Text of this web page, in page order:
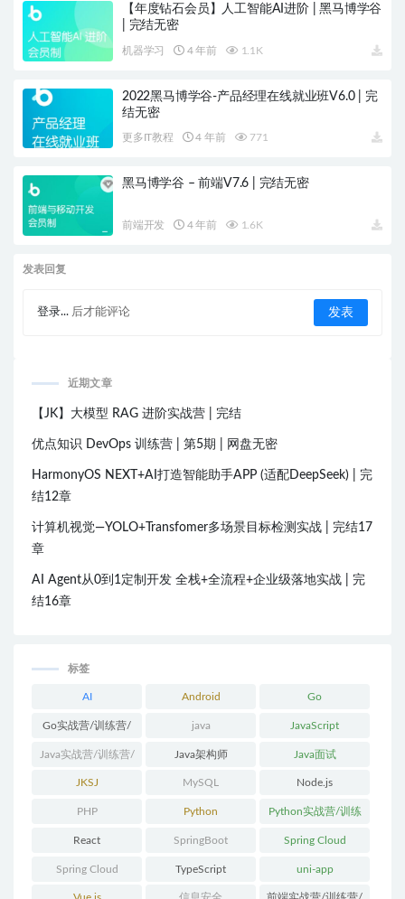
【年度钻石会员】人工智能AI进阶 | 黑马博学谷
| 完结无密
机器学习 4 年前 1.1K
2022黑马博学谷-产品经理在线就业班V6.0 | 完
结无密
更多IT教程 4 年前 771
黑马博学谷 – 前端V7.6 | 完结无密
前端开发 4 年前 1.6K
发表回复
登录... 后才能评论
近期文章
【JK】大模型 RAG 进阶实战营 | 完结
优点知识 DevOps 训练营 | 第5期 | 网盘无密
HarmonyOS NEXT+AI打造智能助手APP (适配DeepSeek) | 完
结12章
计算机视觉—YOLO+Transfomer多场景目标检测实战 | 完结17
章
AI Agent从0到1定制开发 全栈+全流程+企业级落地实战 | 完
结16章
标签
AI Android Go
Go实战营/训练营/
体系课
java JavaScript
Java实战营/训练营/
体系课
Java架构师 Java面试
JKSJ MySQL Node.js
PHP Python Python实战营/训练
营/体系课
React SpringBoot Spring Cloud
Spring Cloud
Alibaba
TypeScript uni-app